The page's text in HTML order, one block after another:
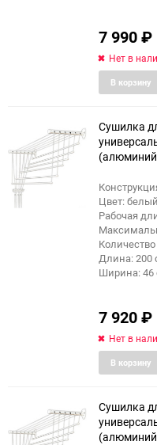
7 990₽
Нет в
В корзину
Сушилка
Цвет: белый
Рабочая
Длина: 200
Ширина: 46
7 920₽
Нет в
В корзину
Сушилка